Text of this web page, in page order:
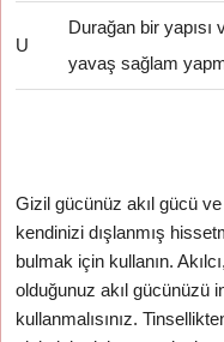
U
Durağan bir
yavaş sağlam
Gizil gücünüz akıl gücü ve
kendinizi dışlanmış
bulmak için kullanın.
olduğunuz akıl gücünüzü
kullanmalısınız.